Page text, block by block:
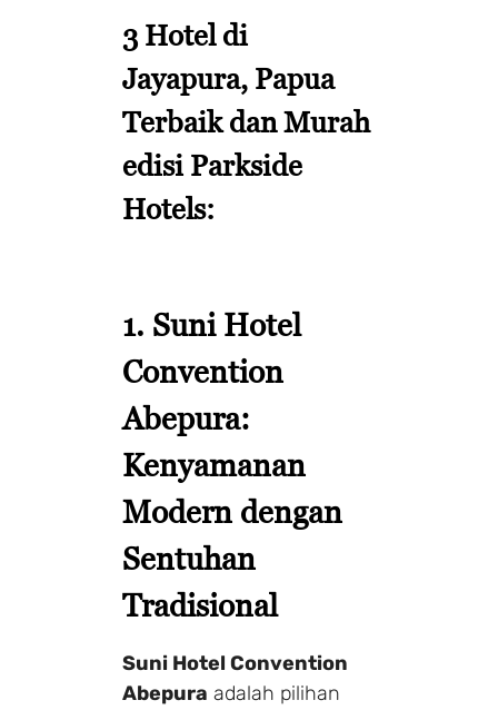
3 Hotel di
Jayapura, Papua
Terbaik dan Murah
edisi Parkside
Hotels:
1. Suni Hotel
Convention
Abepura:
Kenyamanan
Modern dengan
Sentuhan
Tradisional
Suni Hotel Convention
Abepura adalah pilihan